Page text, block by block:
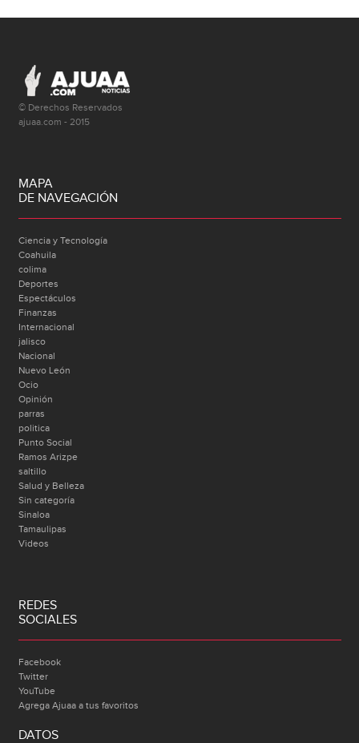
© Derechos Reservados
ajuaa.com - 2015
MAPA
DE NAVEGACIÓN
Ciencia y Tecnología
Coahuila
colima
Deportes
Espectáculos
Finanzas
Internacional
jalisco
Nacional
Nuevo León
Ocio
Opinión
parras
politica
Punto Social
Ramos Arizpe
saltillo
Salud y Belleza
Sin categoría
Sinaloa
Tamaulipas
Videos
REDES
SOCIALES
Facebook
Twitter
YouTube
Agrega Ajuaa a tus favoritos
DATOS